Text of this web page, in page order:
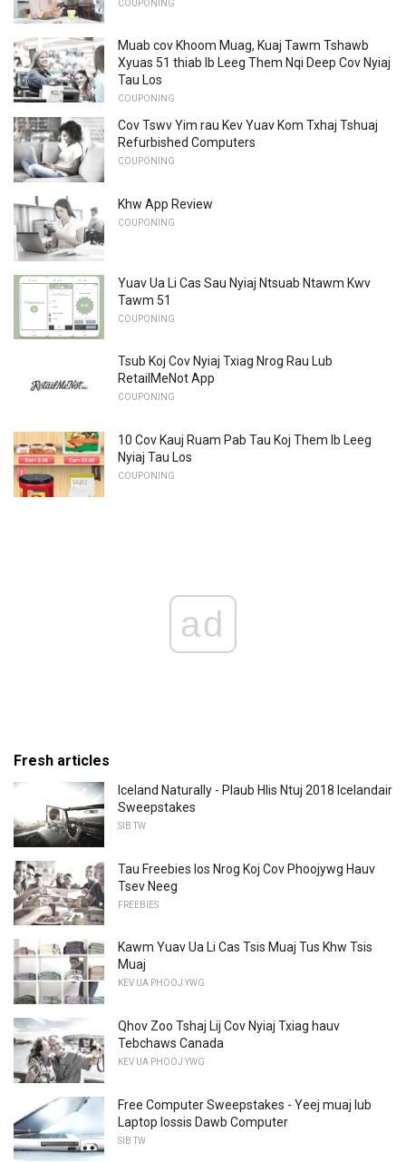
COUPONING
Muab cov Khoom Muag, Kuaj Tawm Tshawb
Xyuas 51 thiab Ib Leeg Them Nqi Deep Cov Nyiaj
Tau Los
COUPONING
Cov Tswv Yim rau Kev Yuav Kom Txhaj Tshuaj
Refurbished Computers
COUPONING
Khw App Review
COUPONING
Yuav Ua Li Cas Sau Nyiaj Ntsuab Ntawm Kwv
Tawm 51
COUPONING
Tsub Koj Cov Nyiaj Txiag Nrog Rau Lub
RetailMeNot App
COUPONING
10 Cov Kauj Ruam Pab Tau Koj Them Ib Leeg
Nyiaj Tau Los
COUPONING
ad
Fresh articles
Iceland Naturally - Plaub Hlis Ntuj 2018 Icelandair
Sweepstakes
SIB TW
Tau Freebies los Nrog Koj Cov Phoojywg Hauv
Tsev Neeg
FREEBIES
Kawm Yuav Ua Li Cas Tsis Muaj Tus Khw Tsis
Muaj
KEV UA PHOOJ YWG
Qhov Zoo Tshaj Lij Cov Nyiaj Txiag hauv
Tebchaws Canada
KEV UA PHOOJ YWG
Free Computer Sweepstakes - Yeej muaj lub
Laptop lossis Dawb Computer
SIB TW